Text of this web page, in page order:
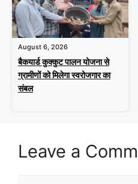
August 6, 2026
बैकयार्ड कुक्कुट पालन योजना से
ग्रामीणों को मिलेगा स्वरोजगार का
संबल
Leave a